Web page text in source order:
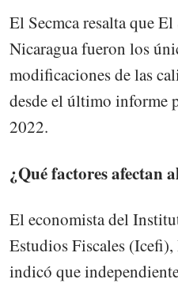
El Secmca resalta que
Nicaragua fueron los
modificaciones de las
desde el último informe
2022.
¿Qué factores afectan
El economista del
Estudios Fiscales (Icefi),
indicó que